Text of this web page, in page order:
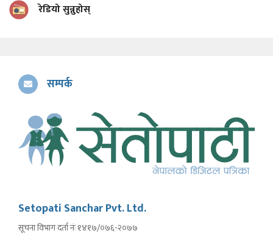
रेडियो सुन्नुहोस्
सम्पर्क
Setopati Sanchar Pvt. Ltd.
सूचना विभाग दर्ता नंः १४१७/०७६-२०७७